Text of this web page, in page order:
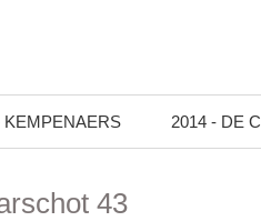
KEMPENAERS 2014 - DE
43